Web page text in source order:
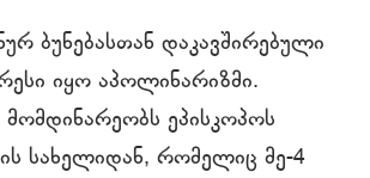
ბუნებასთან დაკავშირებული
იყო აპოლინარიზმი.
ეპისკოპოს
სახელიდან, რომელიც მე-4